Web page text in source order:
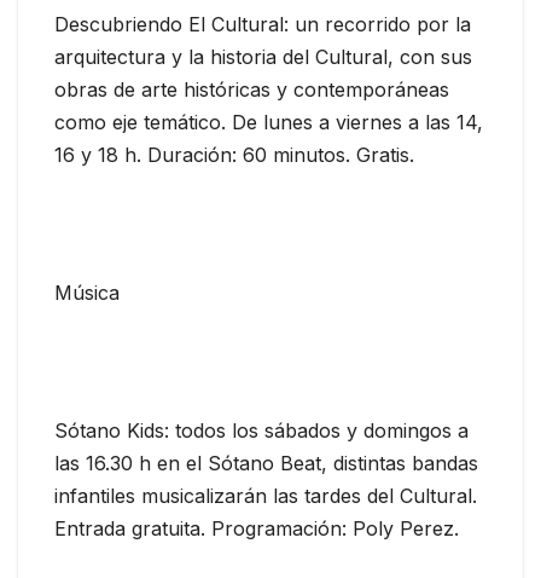
Descubriendo El Cultural: un recorrido por la
arquitectura y la historia del Cultural, con sus
obras de arte históricas y contemporáneas
como eje temático. De lunes a viernes a las 14,
16 y 18 h. Duración: 60 minutos. Gratis.
Música
Sótano Kids: todos los sábados y domingos a
las 16.30 h en el Sótano Beat, distintas bandas
infantiles musicalizarán las tardes del Cultural.
Entrada gratuita. Programación: Poly Perez.